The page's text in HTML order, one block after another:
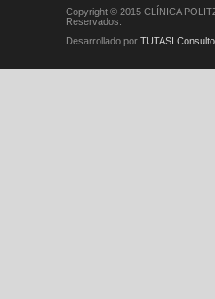
vida contagian su
Copyright © 2015 CLÍNICA
Reservados.
Desarrollado por TUTASI